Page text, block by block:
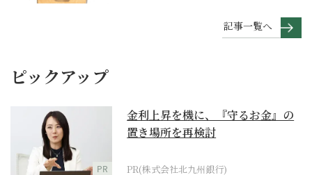
記事一覧へ
ピックアップ
PR
金利上昇を機に、『守るお金』の
置き場所を再検討
PR(株式会社北九州銀行)